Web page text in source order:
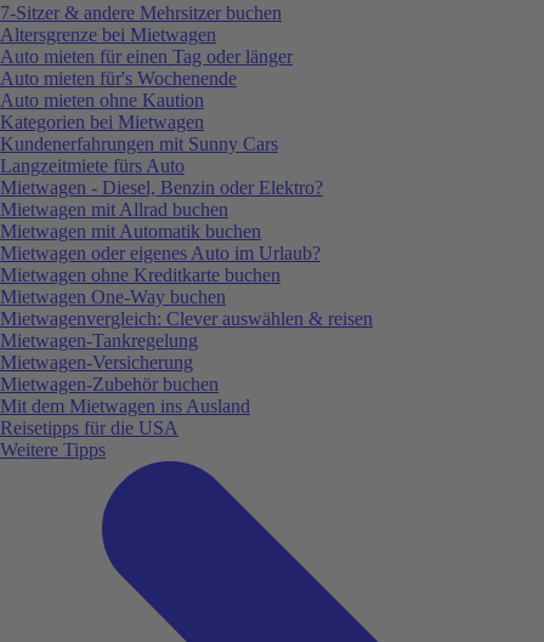
7-Sitzer & andere Mehrsitzer buchen
Altersgrenze bei Mietwagen
Auto mieten für einen Tag oder länger
Auto mieten für's Wochenende
Auto mieten ohne Kaution
Kategorien bei Mietwagen
Kundenerfahrungen mit Sunny Cars
Langzeitmiete fürs Auto
Mietwagen - Diesel, Benzin oder Elektro?
Mietwagen mit Allrad buchen
Mietwagen mit Automatik buchen
Mietwagen oder eigenes Auto im Urlaub?
Mietwagen ohne Kreditkarte buchen
Mietwagen One-Way buchen
Mietwagenvergleich: Clever auswählen & reisen
Mietwagen-Tankregelung
Mietwagen-Versicherung
Mietwagen-Zubehör buchen
Mit dem Mietwagen ins Ausland
Reisetipps für die USA
Weitere Tipps